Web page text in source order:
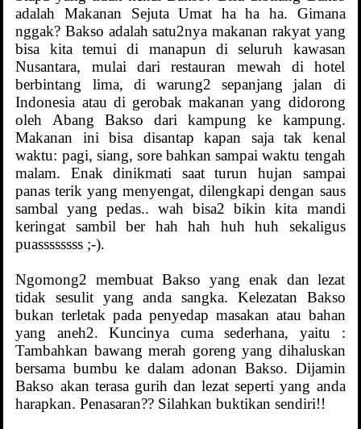
adalah Makanan Sejuta Umat ha ha ha. Gimana
nggak? Bakso adalah satu2nya makanan rakyat yang
bisa kita temui di manapun di seluruh kawasan
Nusantara, mulai dari restauran mewah di hotel
berbintang lima, di warung2 sepanjang jalan di
Indonesia atau di gerobak makanan yang didorong
oleh Abang Bakso dari kampung ke kampung.
Makanan ini bisa disantap kapan saja tak kenal
waktu: pagi, siang, sore bahkan sampai waktu tengah
malam. Enak dinikmati saat turun hujan sampai
panas terik yang menyengat, dilengkapi dengan saus
sambal yang pedas.. wah bisa2 bikin kita mandi
keringat sambil ber hah hah huh huh sekaligus
puassssssss ;-).
Ngomong2 membuat Bakso yang enak dan lezat
tidak sesulit yang anda sangka. Kelezatan Bakso
bukan terletak pada penyedap masakan atau bahan
yang aneh2. Kuncinya cuma sederhana, yaitu :
Tambahkan bawang merah goreng yang dihaluskan
bersama bumbu ke dalam adonan Bakso. Dijamin
Bakso akan terasa gurih dan lezat seperti yang anda
harapkan. Penasaran?? Silahkan buktikan sendiri!!